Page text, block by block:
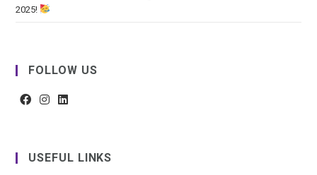
2025!
FOLLOW US
USEFUL LINKS